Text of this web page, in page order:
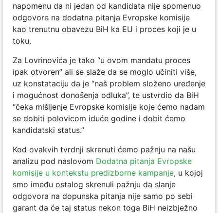
napomenu da ni jedan od kandidata nije spomenuo
odgovore na dodatna pitanja Evropske komisije
kao trenutnu obavezu BiH ka EU i proces koji je u
toku.
Za Lovrinovića je tako “u ovom mandatu proces
ipak otvoren” ali se slaže da se moglo učiniti više,
uz konstataciju da je “naš problem složeno uređenje
i mogućnost donošenja odluka”, te ustvrdio da BiH
“čeka mišljenje Evropske komisije koje ćemo nadam
se dobiti polovicom iduće godine i dobit ćemo
kandidatski status.”
Kod ovakvih tvrdnji skrenuti ćemo pažnju na našu
analizu pod naslovom Dodatna pitanja Evropske
komisije u kontekstu predizborne kampanje, u kojoj
smo imeđu ostalog skrenuli pažnju da slanje
odgovora na dopunska pitanja nije samo po sebi
garant da će taj status nekon toga BiH neizbježno